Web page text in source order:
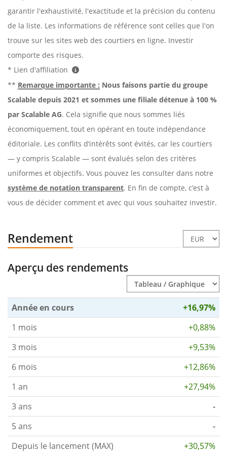
garantir l'exhaustivité, l'exactitude et la précision du contenu
de la liste. Les informations de référence sont celles que l'on
trouve sur les sites web des courtiers en ligne. Investir
comporte des risques.
* Lien d'affiliation
** Remarque importante : Nous faisons partie du groupe
Scalable depuis 2021 et sommes une filiale détenue à 100 %
par Scalable AG. Cela signifie que nous sommes liés
économiquement, tout en opérant en toute indépendance
éditoriale. Les conflits d’intérêts sont évités, car les courtiers
— y compris Scalable — sont évalués selon des critères
uniformes et objectifs. Vous pouvez les consulter dans notre
système de notation transparent. En fin de compte, c’est à
vous de décider comment et avec qui vous souhaitez investir.
Rendement
Aperçu des rendements
Année en cours
+16,97%
1 mois
+0,88%
3 mois
+9,53%
6 mois
+12,86%
1 an
+27,94%
3 ans
-
5 ans
-
Depuis le lancement (MAX)
+30,57%